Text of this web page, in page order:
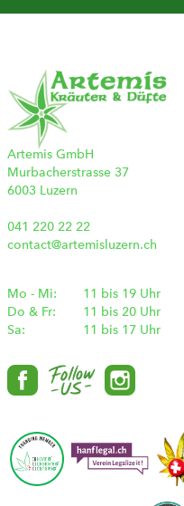
Artemis GmbH
Murbacherstrasse 37
6003 Luzern
041 220 22 22
contact@artemisluzern.ch
Mo - Mi:
11 bis 19 Uhr
Do & Fr:
11 bis 20 Uhr
Sa:
11 bis 17 Uhr